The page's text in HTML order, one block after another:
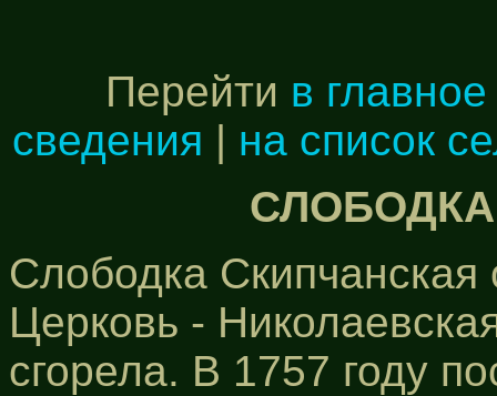
Перейти в
сведения | на список
Слободка Скипчанская
Церковь -
сгорела. В 1757 году